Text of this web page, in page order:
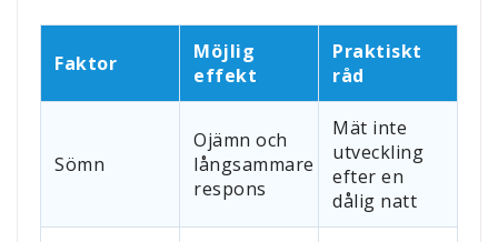
Faktor
Möjlig
effekt
Praktiskt
råd
Sömn
Ojämn och
långsammare
respons
Mät inte
utveckling
efter en
dålig natt